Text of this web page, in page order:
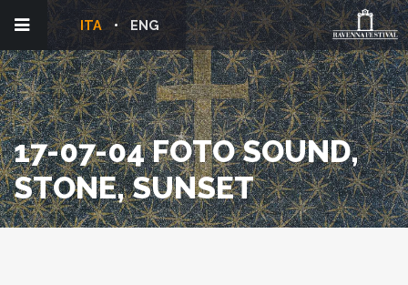
ENG
ITA
17-07-04 FOTO SOUND,
STONE, SUNSET